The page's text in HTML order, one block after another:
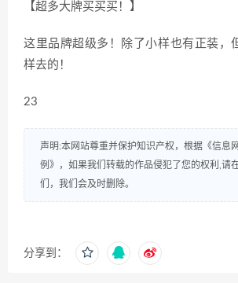
【超多大牌买买买！】
这里品牌超级多！除了小样也有正装，
样去的！
23
声明:本网站尊重并保护知识产权，根据《信息
例》，如果我们转载的作品侵犯了您的权利,请
们，我们会及时删除。
分享到：